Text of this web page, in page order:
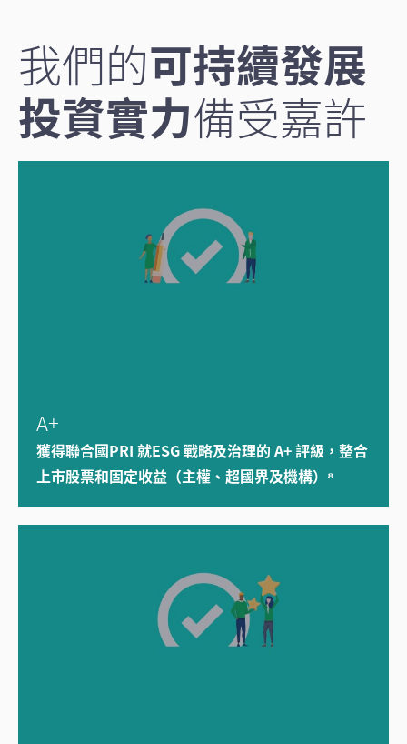
我們的可持續發展
投資實力備受嘉許
A+
獲得聯合國PRI 就ESG 戰略及治理的 A+ 評級，整合
上市股票和固定收益（主權、超國界及機構）⁸